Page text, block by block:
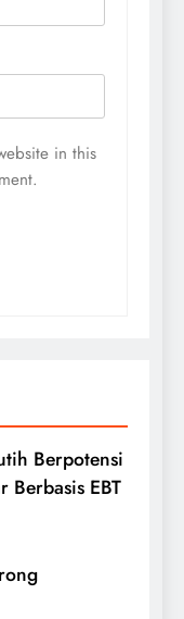
in this
Berpotensi
Berbasis EBT